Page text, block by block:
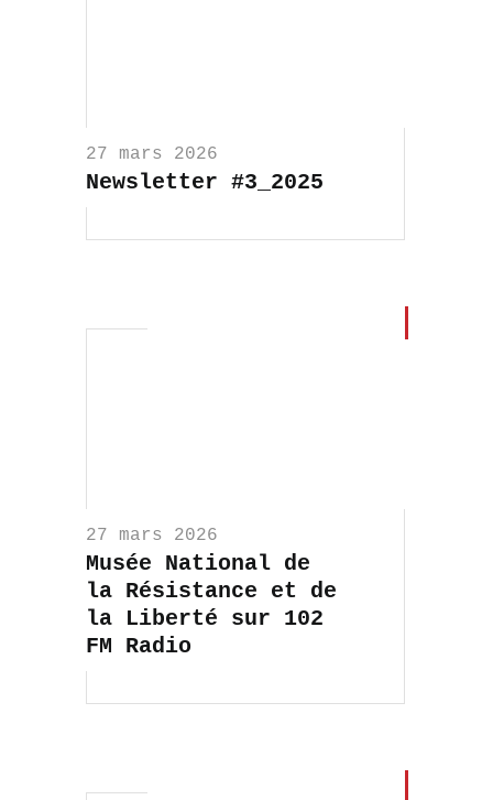
27 mars 2026
Newsletter #3_2025
27 mars 2026
Musée National de
la Résistance et de
la Liberté sur 102
FM Radio